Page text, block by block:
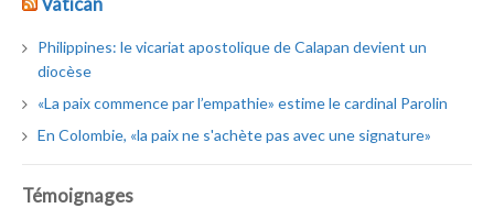
Philippines: le vicariat apostolique de Calapan devient un
diocèse
«La paix commence par l’empathie» estime le cardinal Parolin
En Colombie, «la paix ne s'achète pas avec une signature»
Témoignages